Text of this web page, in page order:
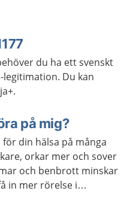
du ha ett svenskt
Du kan
på mig?
din hälsa på många
orkar mer och sover
och benbrott minskar
in mer rörelse i